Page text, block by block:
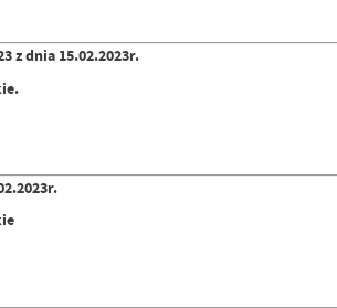
z dnia 15.02.2023r.